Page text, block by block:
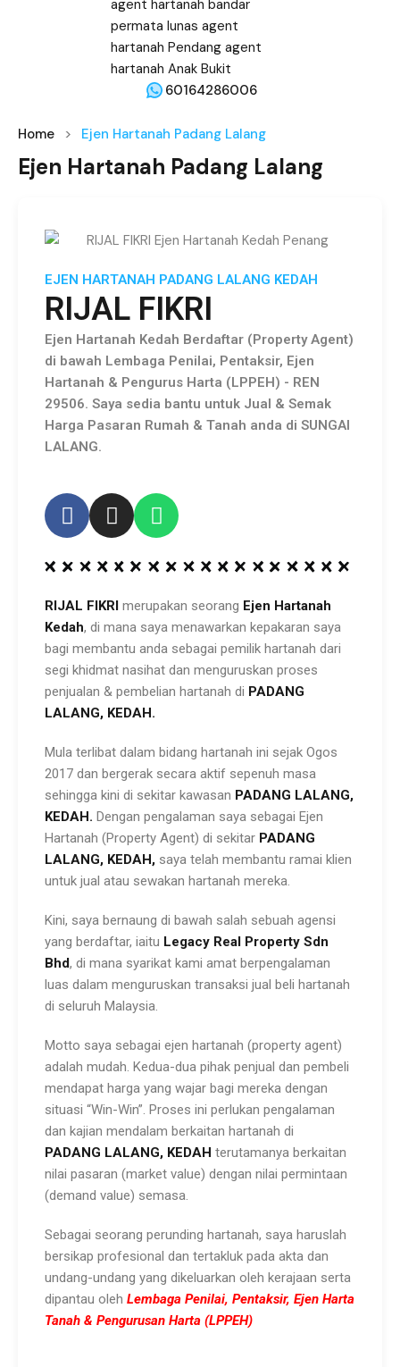
60164286006
Home Ejen Hartanah Padang Lalang
Ejen Hartanah Padang Lalang
EJEN HARTANAH PADANG LALANG KEDAH
RIJAL FIKRI
Ejen Hartanah Kedah Berdaftar (Property Agent)
di bawah Lembaga Penilai, Pentaksir, Ejen
Hartanah & Pengurus Harta (LPPEH) - REN
29506. Saya sedia bantu untuk Jual & Semak
Harga Pasaran Rumah & Tanah anda di SUNGAI
LALANG.
RIJAL FIKRI merupakan seorang Ejen Hartanah
Kedah, di mana saya menawarkan kepakaran saya
bagi membantu anda sebagai pemilik hartanah dari
segi khidmat nasihat dan menguruskan proses
penjualan & pembelian hartanah di PADANG
LALANG, KEDAH.
Mula terlibat dalam bidang hartanah ini sejak Ogos
2017 dan bergerak secara aktif sepenuh masa
sehingga kini di sekitar kawasan PADANG LALANG,
KEDAH. Dengan pengalaman saya sebagai Ejen
Hartanah (Property Agent) di sekitar PADANG
LALANG, KEDAH, saya telah membantu ramai klien
untuk jual atau sewakan hartanah mereka.
Kini, saya bernaung di bawah salah sebuah agensi
yang berdaftar, iaitu Legacy Real Property Sdn
Bhd, di mana syarikat kami amat berpengalaman
luas dalam menguruskan transaksi jual beli hartanah
di seluruh Malaysia.
Motto saya sebagai ejen hartanah (property agent)
adalah mudah. Kedua-dua pihak penjual dan pembeli
mendapat harga yang wajar bagi mereka dengan
situasi “Win-Win”. Proses ini perlukan pengalaman
dan kajian mendalam berkaitan hartanah di
PADANG LALANG, KEDAH terutamanya berkaitan
nilai pasaran (market value) dengan nilai permintaan
(demand value) semasa.
Sebagai seorang perunding hartanah, saya haruslah
bersikap profesional dan tertakluk pada akta dan
undang-undang yang dikeluarkan oleh kerajaan serta
dipantau oleh Lembaga Penilai, Pentaksir, Ejen Harta
Tanah & Pengurusan Harta (LPPEH)